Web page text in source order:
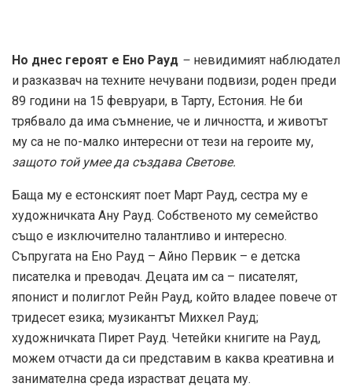
Но днес героят е Ено Рауд – невидимият наблюдател
и разказвач на техните нечувани подвизи, роден преди
89 години на 15 февруари, в Тарту, Естония. Не би
трябвало да има съмнение, че и личността, и животът
му са не по-малко интересни от тези на героите му,
защото той умее да създава Светове.
Баща му е естонският поет Март Рауд, сестра му е
художничката Ану Рауд. Собственото му семейство
също е изключително талантливо и интересно.
Съпругата на Ено Рауд – Айно Первик – е детска
писателка и преводач. Децата им са – писателят,
японист и полиглот Рейн Рауд, който владее повече от
тридесет езика; музикантът Михкел Рауд;
художничката Пирет Рауд. Четейки книгите на Рауд,
можем отчасти да си представим в каква креативна и
занимателна среда израстват децата му.